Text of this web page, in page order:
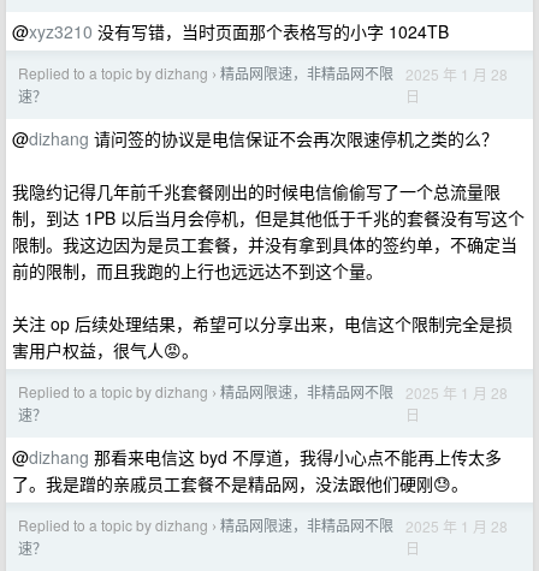
@xyz3210 没有写错，当时页面那个表格写的小字 1024TB
Replied to a topic by dizhang › 精品网限速，非精品网不限
速？
2025 年 1 月 28
日
@dizhang 请问签的协议是电信保证不会再次限速停机之类的么？
我隐约记得几年前千兆套餐刚出的时候电信偷偷写了一个总流量限
制，到达 1PB 以后当月会停机，但是其他低于千兆的套餐没有写这个
限制。我这边因为是员工套餐，并没有拿到具体的签约单，不确定当
前的限制，而且我跑的上行也远远达不到这个量。
关注 op 后续处理结果，希望可以分享出来，电信这个限制完全是损
害用户权益，很气人😡。
Replied to a topic by dizhang › 精品网限速，非精品网不限
速？
2025 年 1 月 28
日
@dizhang 那看来电信这 byd 不厚道，我得小心点不能再上传太多
了。我是蹭的亲戚员工套餐不是精品网，没法跟他们硬刚😓。
Replied to a topic by dizhang › 精品网限速，非精品网不限
速？
2025 年 1 月 28
日